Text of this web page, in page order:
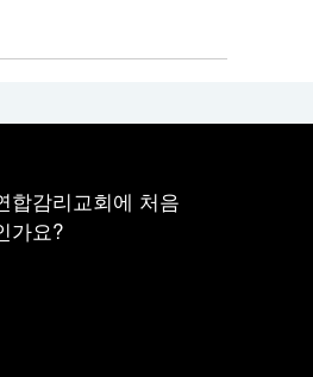
합감리교회에 처음
가요?